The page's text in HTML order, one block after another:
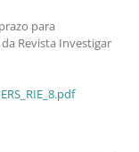
para
Revista Investigar